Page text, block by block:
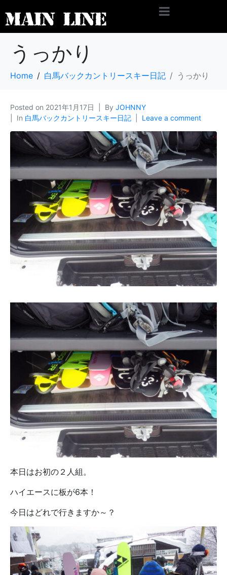
うっかり
Home 白馬バックカントリースキー日記 うっかり
Posted on 2021年1月17日 By JOHNNY
In 白馬バックカントリースキー日記 Leave a comment
本日はお初の２人組。
ハイエースに板が6本！
今日はどれで行きますか～？